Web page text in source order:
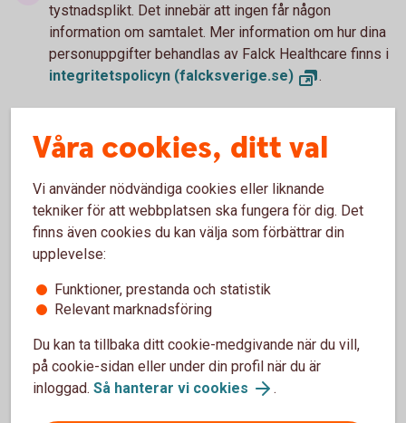
tystnadsplikt. Det innebär att ingen får någon
information om samtalet. Mer information om hur dina
personuppgifter behandlas av Falck Healthcare finns i
integritetspolicyn (falcksverige.se)
.
Tjänsten är
kostnadsfri
Vanliga frågor och svar
Våra cookies, ditt val
Vi använder nödvändiga cookies eller liknande
tekniker för att webbplatsen ska fungera för dig. Det
finns även cookies du kan välja som förbättrar din
upplevelse:
Funktioner, prestanda och statistik
Relevant marknadsföring
Du kan ta tillbaka ditt cookie-medgivande när du vill,
på cookie-sidan eller under din profil när du är
inloggad. Så hanterar vi cookies .